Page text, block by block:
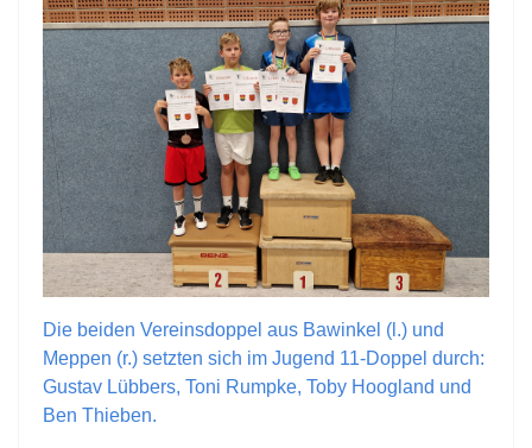
Die beiden Vereinsdoppel aus Bawinkel (l.) und
Meppen (r.) setzten sich im Jugend 11-Doppel durch:
Gustav Lübbers, Toni Rumpke, Toby Hoogland und
Ben Thieben.